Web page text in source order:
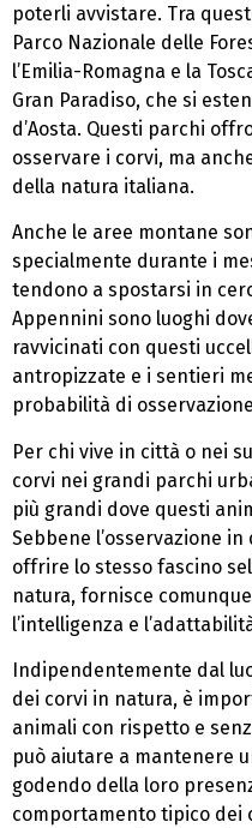
poterli avvistare. Tra
Parco Nazionale delle
l’Emilia-Romagna e la
Gran Paradiso, che si
d’Aosta. Questi parchi
osservare i corvi, ma
della natura italiana.
Anche le aree montane
specialmente durante i
tendono a spostarsi in
Appennini sono luoghi
ravvicinati con questi
antropizzate e i sentieri
probabilità di
Per chi vive in città o nei
corvi nei grandi parchi
più grandi dove questi
Sebbene l’osservazione
offrire lo stesso fascino
natura, fornisce
l’intelligenza e
Indipendentemente dal
dei corvi in natura, è
animali con rispetto e
può aiutare a mantenere
godendo della loro
comportamento tipico dei